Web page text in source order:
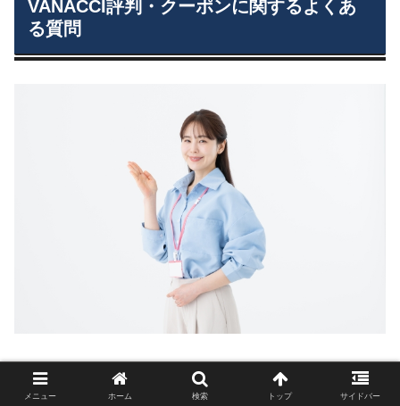
VANACCI評判・クーポンに関するよくあ
る質問
Q1.VANACCIのクーポンはどこで手に入りますか？
メニュー ホーム 検索 トップ サイドバー